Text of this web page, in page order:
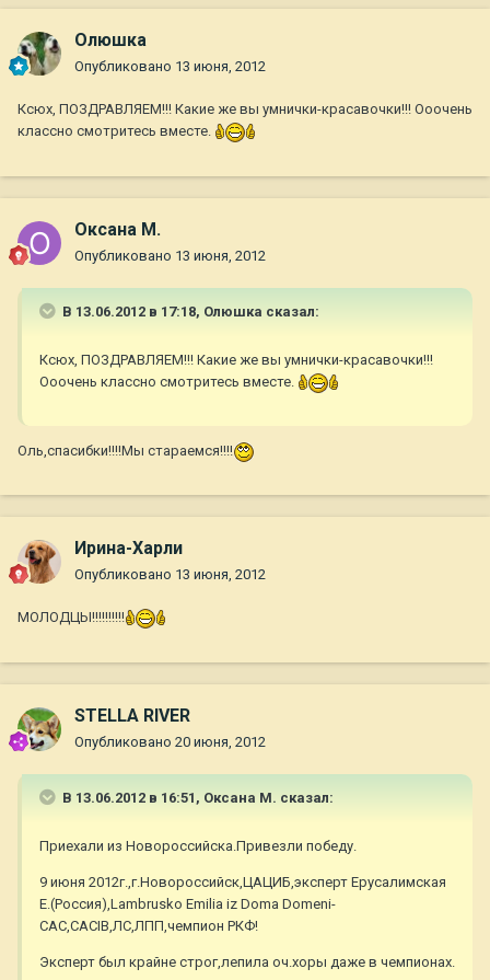
Олюшка
Опубликовано 13 июня, 2012
Ксюх, ПОЗДРАВЛЯЕМ!!! Какие же вы умнички-красавочки!!! Ооочень
классно смотритесь вместе.
Оксана М.
Опубликовано 13 июня, 2012
В 13.06.2012 в 17:18, Олюшка сказал:
Ксюх, ПОЗДРАВЛЯЕМ!!! Какие же вы умнички-красавочки!!!
Ооочень классно смотритесь вместе.
Оль,спасибки!!!!Мы стараемся!!!!
Ирина-Харли
Опубликовано 13 июня, 2012
МОЛОДЦЫ!!!!!!!!!!
STELLA RIVER
Опубликовано 20 июня, 2012
В 13.06.2012 в 16:51, Оксана М. сказал:
Приехали из Новороссийска.Привезли победу.
9 июня 2012г.,г.Новороссийск,ЦАЦИБ,эксперт Ерусалимская
Е.(Россия),Lambrusko Emilia iz Doma Domeni-
САС,САCIB,ЛС,ЛПП,чемпион РКФ!
Эксперт был крайне строг,лепила оч.хоры даже в чемпионах.